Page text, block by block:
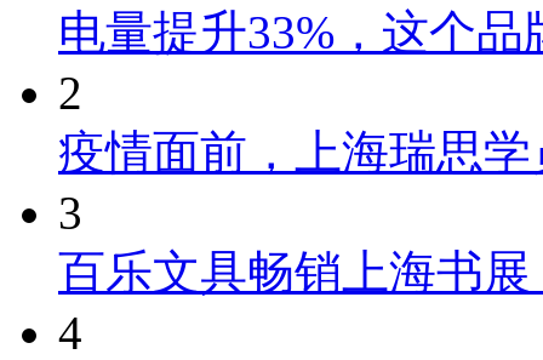
电量提升33%，这个
2
疫情面前，上海瑞思
3
百乐文具畅销上海书
4